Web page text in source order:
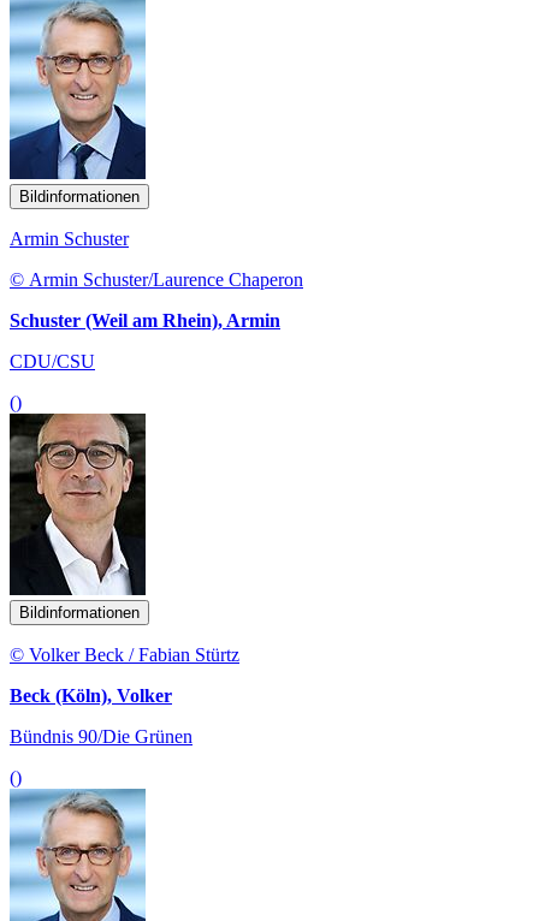
Bildinformationen
Armin Schuster
© Armin Schuster/Laurence Chaperon
Schuster (Weil am Rhein), Armin
CDU/CSU
()
Bildinformationen
© Volker Beck / Fabian Stürtz
Beck (Köln), Volker
Bündnis 90/Die Grünen
()